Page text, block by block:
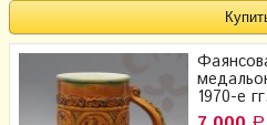
1970-е гг.
Р